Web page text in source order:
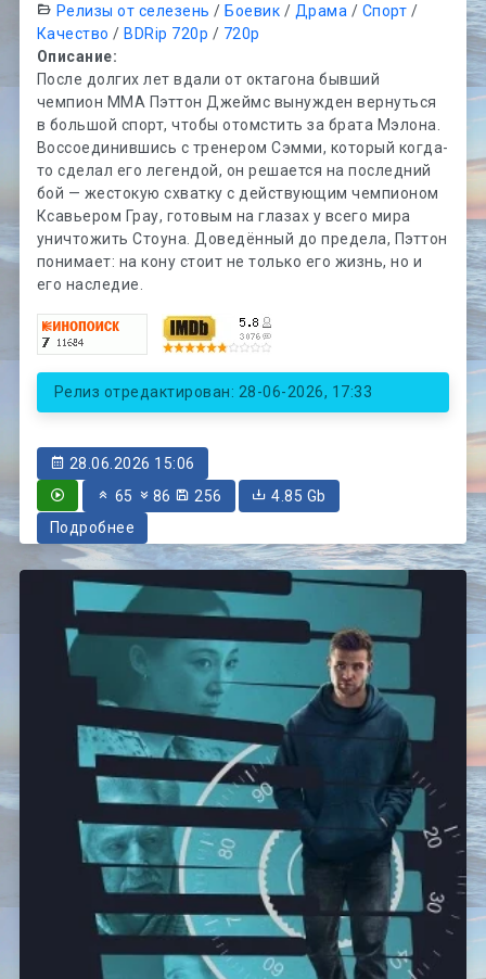
Релизы от селезень / Боевик / Драма / Спорт /
Качество / BDRip 720p / 720p
Описание:
После долгих лет вдали от октагона бывший
чемпион MMA Пэттон Джеймс вынужден вернуться
в большой спорт, чтобы отомстить за брата Мэлона.
Воссоединившись с тренером Сэмми, который когда-
то сделал его легендой, он решается на последний
бой — жестокую схватку с действующим чемпионом
Ксавьером Грау, готовым на глазах у всего мира
уничтожить Стоуна. Доведённый до предела, Пэттон
понимает: на кону стоит не только его жизнь, но и
его наследие.
Релиз отредактирован: 28-06-2026, 17:33
28.06.2026 15:06
65
86 256
4.85 Gb
Подробнее